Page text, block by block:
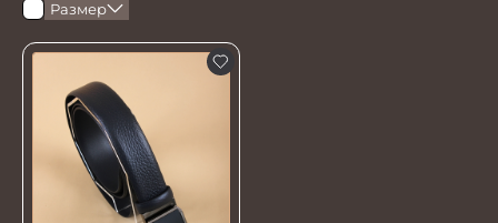
мужской Оверсайз
Размер